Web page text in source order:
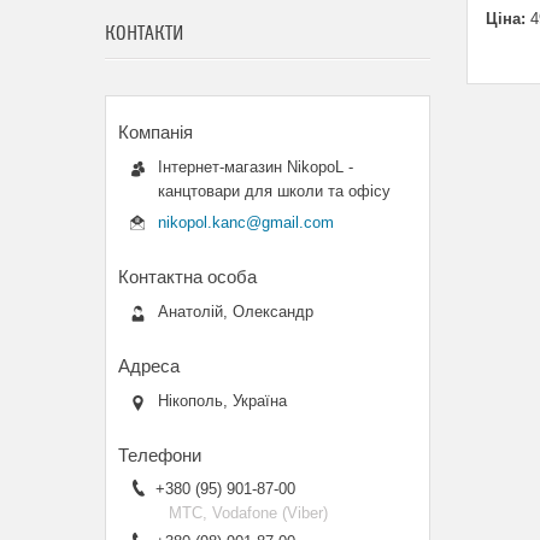
Ціна:
КОНТАКТИ
Інтернет-магазин NikopoL -
канцтовари для школи та офісу
nikopol.kanc@gmail.com
Анатолій, Олександр
Нікополь, Україна
+380 (95) 901-87-00
МТС, Vodafone (Viber)